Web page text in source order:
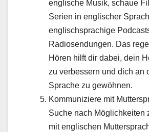
englische Musik, schaue
Serien in englischer
englischsprachige
Radiosendungen. Das
Hören hilft dir dabei, dein
zu verbessern und dich an
Sprache zu gewöhnen.
Kommuniziere mit
Suche nach Möglichkeiten
mit englischen